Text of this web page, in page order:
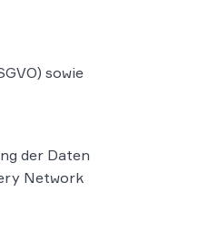
sowie
der Daten
Network